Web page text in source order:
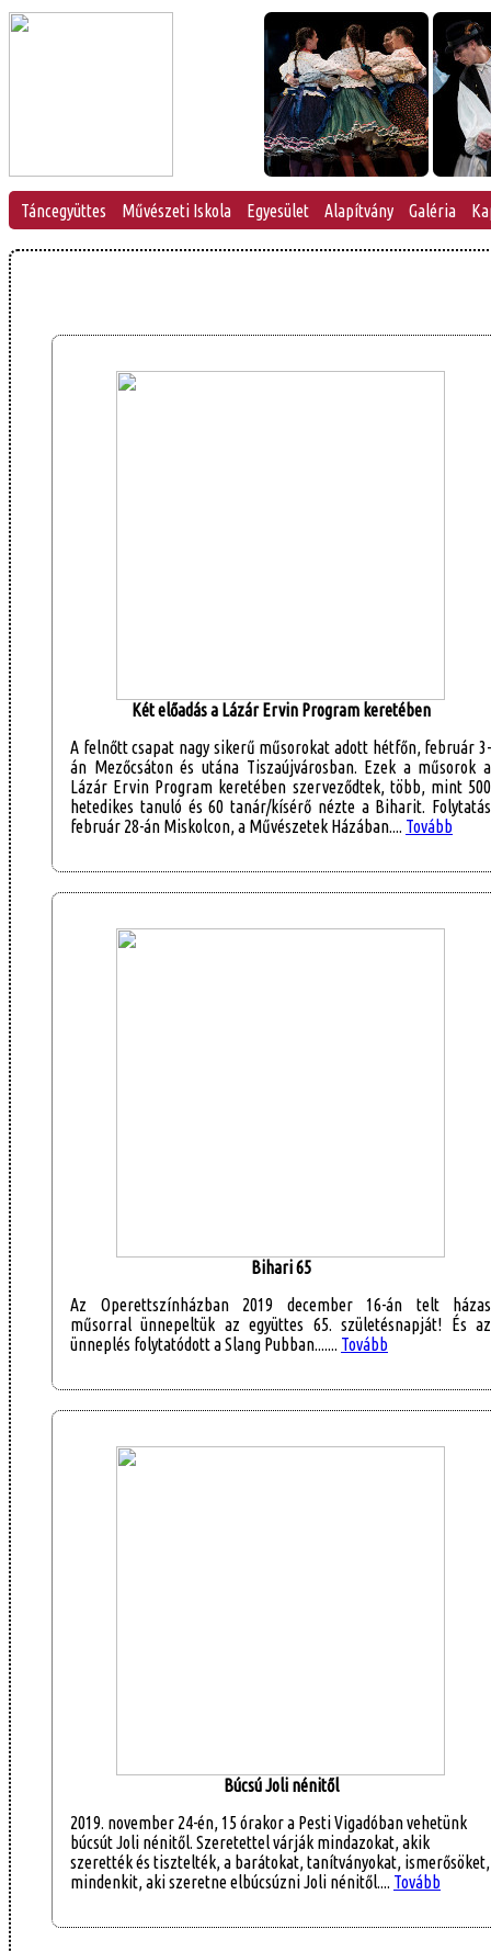
Táncegyüttes Művészeti Iskola Egyesület Alapítvány Galéria
Két előadás a Lázár Ervin Program keretében
A felnőtt csapat nagy sikerű műsorokat adott hétfőn, február 3-
án Mezőcsáton és utána Tiszaújvárosban. Ezek a műsorok a
Lázár Ervin Program keretében szerveződtek, több, mint 500
hetedikes tanuló és 60 tanár/kísérő nézte a Biharit. Folytatás
február 28-án Miskolcon, a Művészetek Házában.... Tovább
Bihari 65
Az Operettszínházban 2019 december 16-án telt házas
műsorral ünnepeltük az együttes 65. születésnapját! És az
ünneplés folytatódott a Slang Pubban....... Tovább
Búcsú Joli nénitől
2019. november 24-én, 15 órakor a Pesti Vigadóban vehetünk
búcsút Joli nénitől. Szeretettel várják mindazokat, akik
szerették és tisztelték, a barátokat, tanítványokat, ismerősöket,
mindenkit, aki szeretne elbúcsúzni Joli nénitől.... Tovább